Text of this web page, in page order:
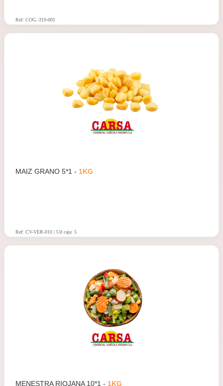
Ref: COG.-319-001
MAIZ GRANO 5*1 - 1KG
Ref: CV-VER-010 | Ud caja: 5
MENESTRA RIOJANA 10*1 - 1KG